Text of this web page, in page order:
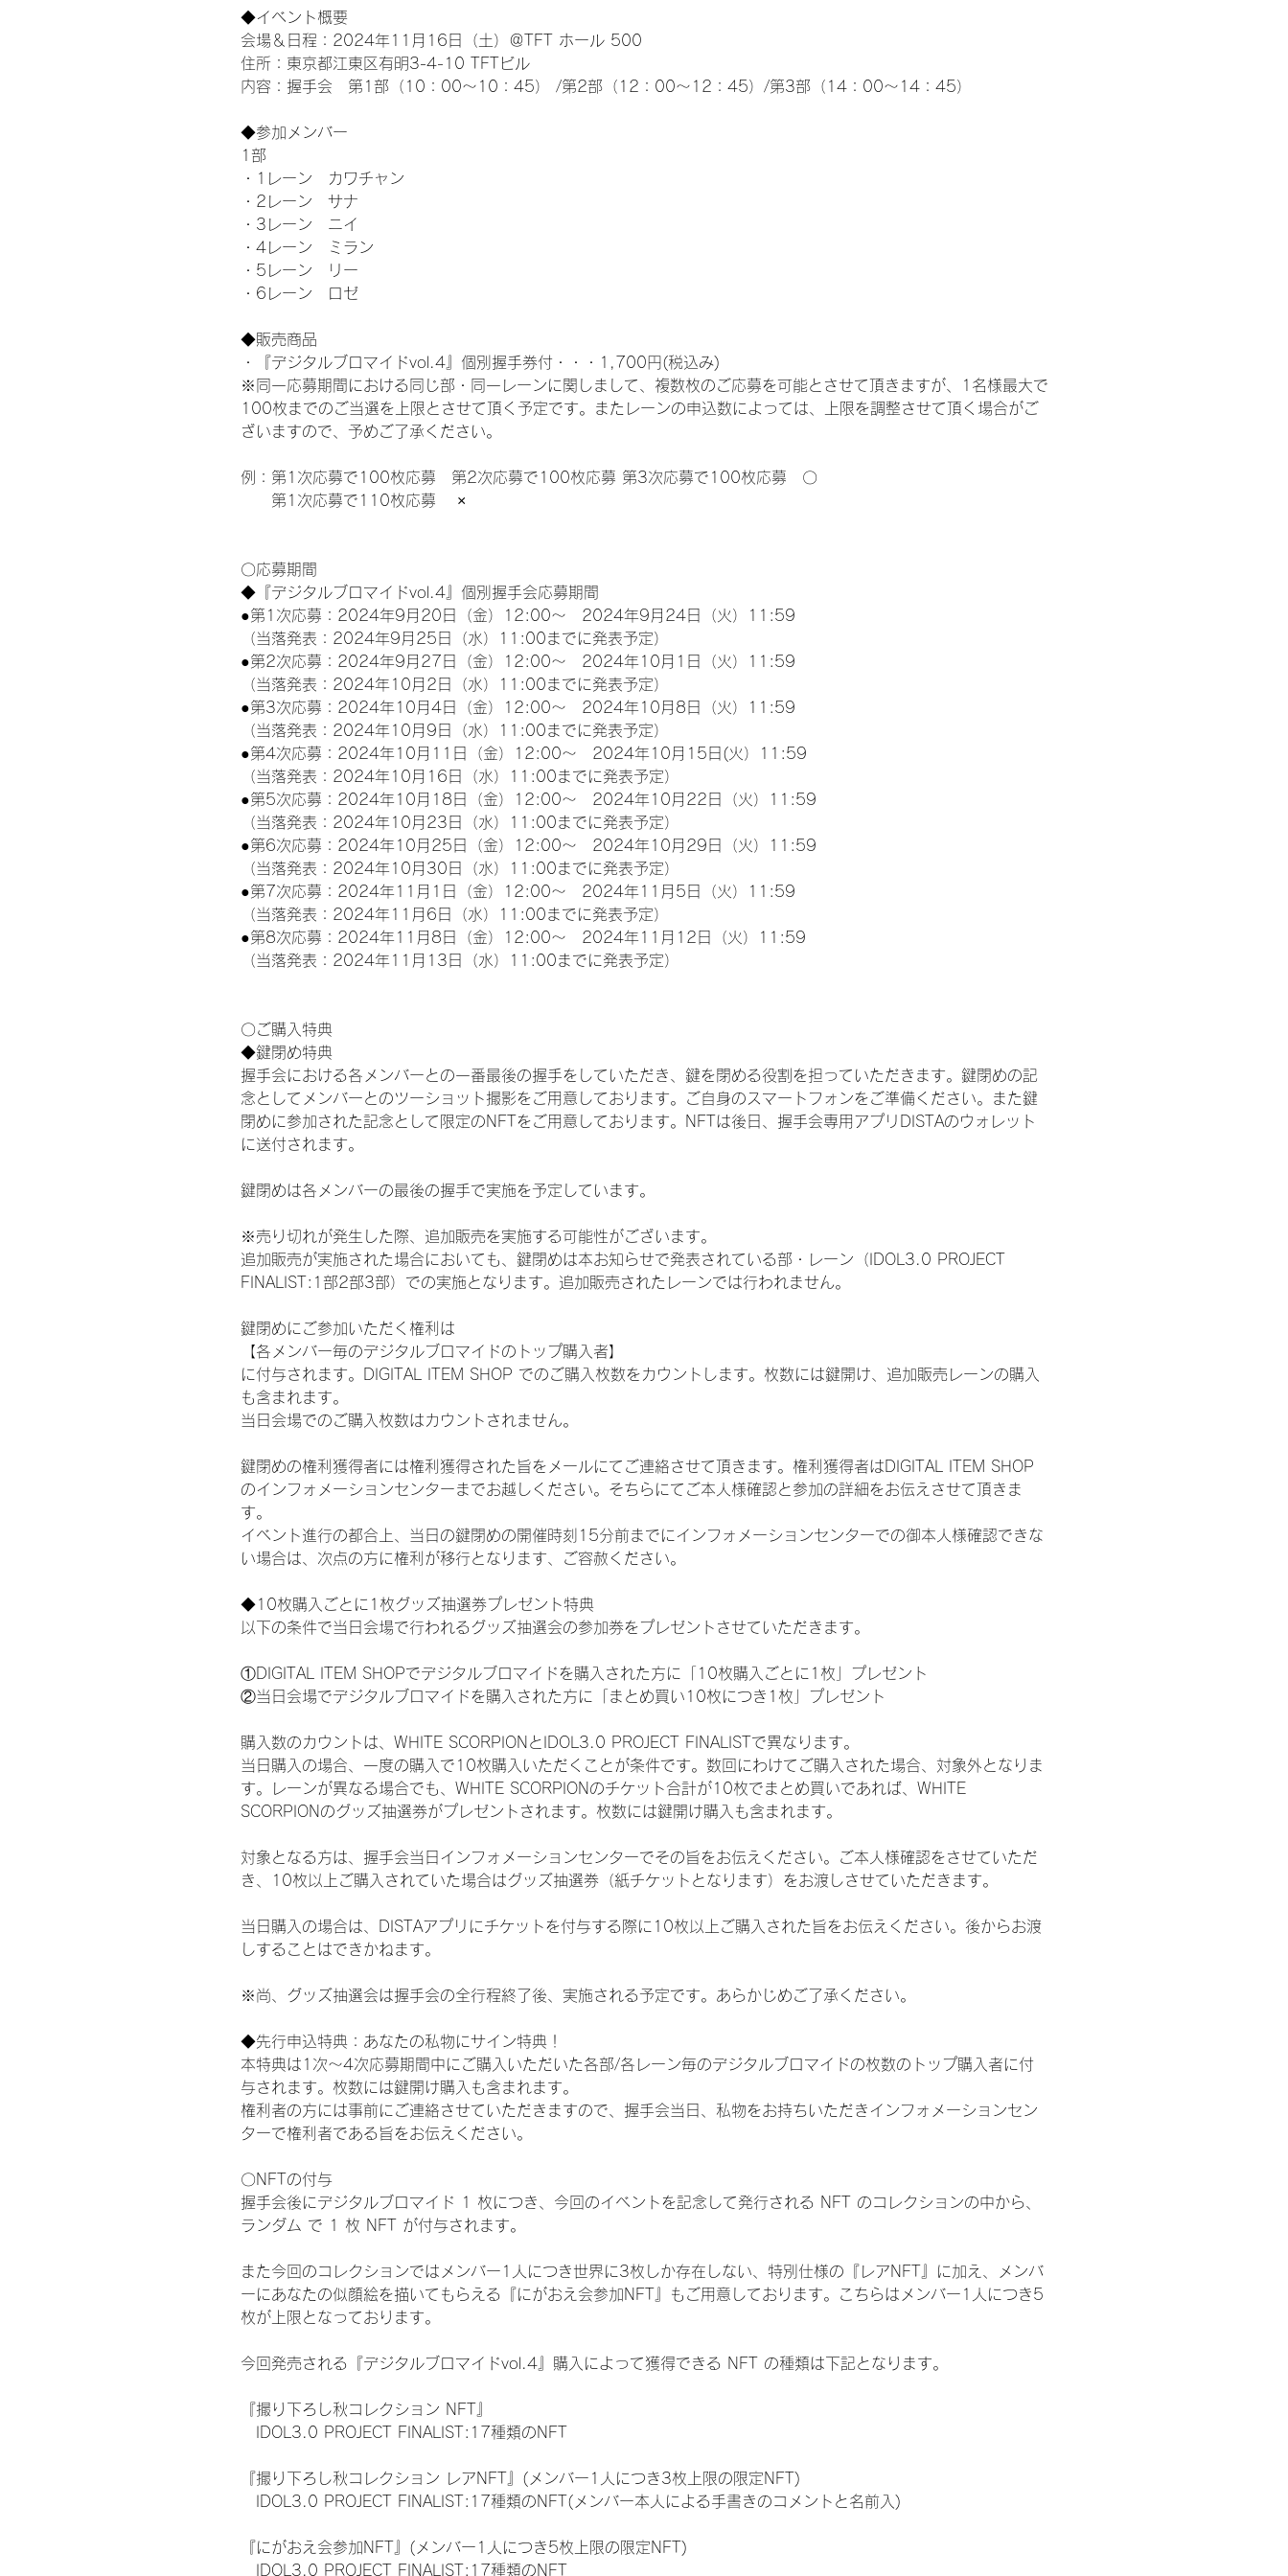
◆イベント概要
会場＆日程：2024年11月16日（土）＠TFT ホール 500
住所：東京都江東区有明3-4-10 TFTビル
内容：握手会　第1部（10：00～10：45） /第2部（12：00～12：45）/第3部（14：00～14：45）
◆参加メンバー
1部
・1レーン　カワチャン
・2レーン　サナ
・3レーン　ニイ
・4レーン　ミラン
・5レーン　リー
・6レーン　ロゼ
◆販売商品
・『デジタルブロマイドvol.4』個別握手券付・・・1,700円(税込み)
※同一応募期間における同じ部・同一レーンに関しまして、複数枚のご応募を可能とさせて頂きますが、1名様最大で
100枚までのご当選を上限とさせて頂く予定です。またレーンの申込数によっては、上限を調整させて頂く場合がご
ざいますので、予めご了承ください。
例：第1次応募で100枚応募　第2次応募で100枚応募 第3次応募で100枚応募　〇
第1次応募で110枚応募　 ×
〇応募期間
◆『デジタルブロマイドvol.4』個別握手会応募期間
●第1次応募：2024年9月20日（金）12:00～　2024年9月24日（火）11:59
（当落発表：2024年9月25日（水）11:00までに発表予定）
●第2次応募：2024年9月27日（金）12:00～　2024年10月1日（火）11:59
（当落発表：2024年10月2日（水）11:00までに発表予定）
●第3次応募：2024年10月4日（金）12:00～　2024年10月8日（火）11:59
（当落発表：2024年10月9日（水）11:00までに発表予定）
●第4次応募：2024年10月11日（金）12:00～　2024年10月15日(火）11:59
（当落発表：2024年10月16日（水）11:00までに発表予定）
●第5次応募：2024年10月18日（金）12:00～　2024年10月22日（火）11:59
（当落発表：2024年10月23日（水）11:00までに発表予定）
●第6次応募：2024年10月25日（金）12:00～　2024年10月29日（火）11:59
（当落発表：2024年10月30日（水）11:00までに発表予定）
●第7次応募：2024年11月1日（金）12:00～　2024年11月5日（火）11:59
（当落発表：2024年11月6日（水）11:00までに発表予定）
●第8次応募：2024年11月8日（金）12:00～　2024年11月12日（火）11:59
（当落発表：2024年11月13日（水）11:00までに発表予定）
〇ご購入特典
◆鍵閉め特典
握手会における各メンバーとの一番最後の握手をしていただき、鍵を閉める役割を担っていただきます。鍵閉めの記
念としてメンバーとのツーショット撮影をご用意しております。ご自身のスマートフォンをご準備ください。また鍵
閉めに参加された記念として限定のNFTをご用意しております。NFTは後日、握手会専用アプリDISTAのウォレット
に送付されます。
鍵閉めは各メンバーの最後の握手で実施を予定しています。
※売り切れが発生した際、追加販売を実施する可能性がございます。
追加販売が実施された場合においても、鍵閉めは本お知らせで発表されている部・レーン（IDOL3.0 PROJECT
FINALIST:1部2部3部）での実施となります。追加販売されたレーンでは行われません。
鍵閉めにご参加いただく権利は
【各メンバー毎のデジタルブロマイドのトップ購入者】
に付与されます。DIGITAL ITEM SHOP でのご購入枚数をカウントします。枚数には鍵開け、追加販売レーンの購入
も含まれます。
当日会場でのご購入枚数はカウントされません。
鍵閉めの権利獲得者には権利獲得された旨をメールにてご連絡させて頂きます。権利獲得者はDIGITAL ITEM SHOP
のインフォメーションセンターまでお越しください。そちらにてご本人様確認と参加の詳細をお伝えさせて頂きま
す。
イベント進行の都合上、当日の鍵閉めの開催時刻15分前までにインフォメーションセンターでの御本人様確認できな
い場合は、次点の方に権利が移行となります、ご容赦ください。
◆10枚購入ごとに1枚グッズ抽選券プレゼント特典
以下の条件で当日会場で行われるグッズ抽選会の参加券をプレゼントさせていただきます。
①DIGITAL ITEM SHOPでデジタルブロマイドを購入された方に「10枚購入ごとに1枚」プレゼント
②当日会場でデジタルブロマイドを購入された方に「まとめ買い10枚につき1枚」プレゼント
購入数のカウントは、WHITE SCORPIONとIDOL3.0 PROJECT FINALISTで異なります。
当日購入の場合、一度の購入で10枚購入いただくことが条件です。数回にわけてご購入された場合、対象外となりま
す。レーンが異なる場合でも、WHITE SCORPIONのチケット合計が10枚でまとめ買いであれば、WHITE
SCORPIONのグッズ抽選券がプレゼントされます。枚数には鍵開け購入も含まれます。
対象となる方は、握手会当日インフォメーションセンターでその旨をお伝えください。ご本人様確認をさせていただ
き、10枚以上ご購入されていた場合はグッズ抽選券（紙チケットとなります）をお渡しさせていただきます。
当日購入の場合は、DISTAアプリにチケットを付与する際に10枚以上ご購入された旨をお伝えください。後からお渡
しすることはできかねます。
※尚、グッズ抽選会は握手会の全行程終了後、実施される予定です。あらかじめご了承ください。
◆先行申込特典：あなたの私物にサイン特典！
本特典は1次〜4次応募期間中にご購入いただいた各部/各レーン毎のデジタルブロマイドの枚数のトップ購入者に付
与されます。枚数には鍵開け購入も含まれます。
権利者の方には事前にご連絡させていただきますので、握手会当日、私物をお持ちいただきインフォメーションセン
ターで権利者である旨をお伝えください。
〇NFTの付与
握手会後にデジタルブロマイド 1 枚につき、今回のイベントを記念して発行される NFT のコレクションの中から、
ランダム で 1 枚 NFT が付与されます。
また今回のコレクションではメンバー1人につき世界に3枚しか存在しない、特別仕様の『レアNFT』に加え、メンバ
ーにあなたの似顔絵を描いてもらえる『にがおえ会参加NFT』もご用意しております。こちらはメンバー1人につき5
枚が上限となっております。
今回発売される『デジタルブロマイドvol.4』購入によって獲得できる NFT の種類は下記となります。
『撮り下ろし秋コレクション NFT』
IDOL3.0 PROJECT FINALIST:17種類のNFT
『撮り下ろし秋コレクション レアNFT』(メンバー1人につき3枚上限の限定NFT)
IDOL3.0 PROJECT FINALIST:17種類のNFT(メンバー本人による手書きのコメントと名前入)
『にがおえ会参加NFT』(メンバー1人につき5枚上限の限定NFT)
IDOL3.0 PROJECT FINALIST:17種類のNFT